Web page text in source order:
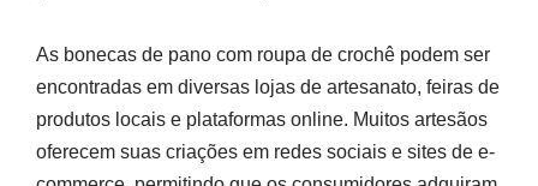
As bonecas de pano com roupa de crochê podem ser
encontradas em diversas lojas de artesanato, feiras de
produtos locais e plataformas online. Muitos artesãos
oferecem suas criações em redes sociais e sites de e-